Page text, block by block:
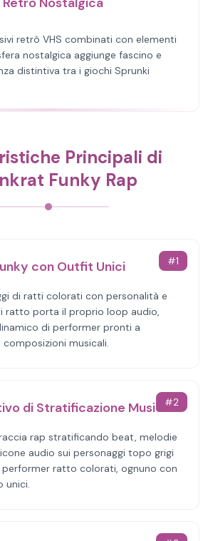
retrò VHS combinati con elementi
nostalgica aggiunge fascino e
distintiva tra i giochi Sprunki
Principali di
Funky Rap
#1
con Outfit Unici
di ratti colorati con personalità e
ratto porta il proprio loop audio,
di performer pronti a
musicali.
#2
di Stratificazione Musicale
rap stratificando beat, melodie
audio sui personaggi topo grigi
ratto colorati, ognuno con
unici.